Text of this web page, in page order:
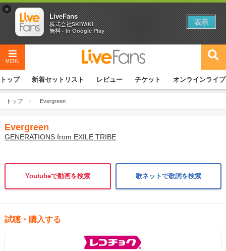
MENU
トップ 新着セットリスト レビュー チケット オンラインライブ
トップ Evergreen
Evergreen
GENERATIONS from EXILE TRIBE
Youtubeで動画を検索 歌ネットで歌詞を検索
試聴・購入する
×
LiveFans
株式会社SKIYAKI
無料 - In Google Play
表示